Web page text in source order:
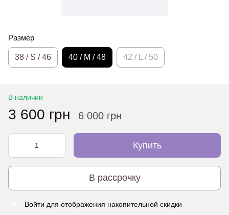
Размер
38 / S / 46 40 / M / 48 42 / L / 50
В наличии
3 600 грн 6 000 грн
Купить
В рассрочку
Войти для отображения накопительной скидки